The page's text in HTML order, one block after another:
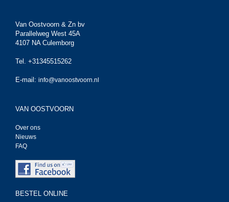
Van Oostvoorn & Zn bv
Parallelweg West 45A
4107 NA Culemborg
Tel. +31345515262
E-mail: info@vanoostvoorn.nl
VAN OOSTVOORN
Over ons
Nieuws
FAQ
BESTEL ONLINE